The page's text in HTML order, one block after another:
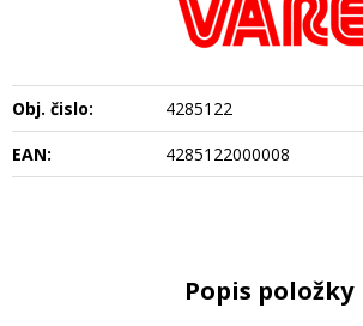
Obj. čislo:
4285122
EAN:
4285122000008
Popis položky